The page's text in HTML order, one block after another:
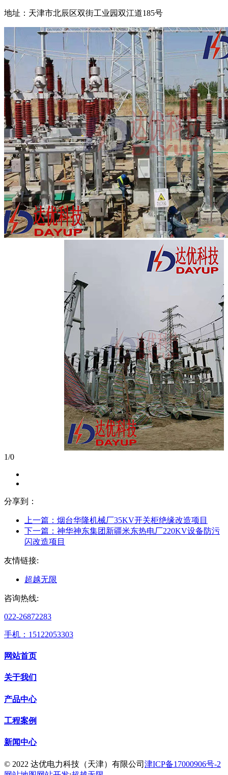
地址：天津市北辰区双街工业园双江道185号
1/0
分享到：
上一篇： 烟台华隆机械厂35KV开关柜绝缘改造项目
下一篇： 神华神东集团新疆米东热电厂220KV设备防污
闪改造项目
友情链接:
超越无限
咨询热线:
022-26872283
手机：15122053303
网站首页
关于我们
产品中心
工程案例
新闻中心
© 2022 达优电力科技（天津）有限公司 津ICP备17000906号-2